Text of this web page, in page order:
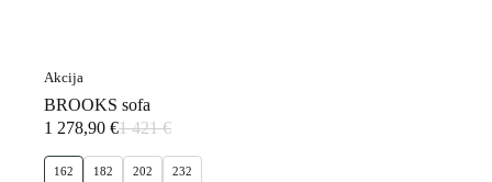
Akcija
BROOKS sofa
1 421€
Original
price
was:
1 278,90 €
Current
price
is:
162 182 202 232